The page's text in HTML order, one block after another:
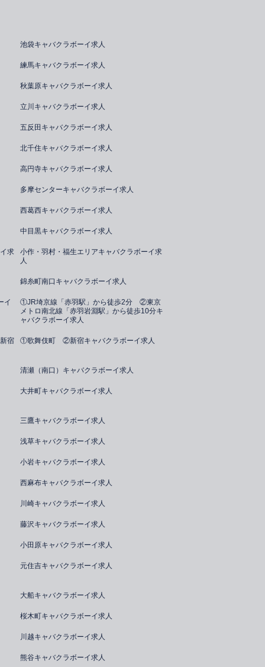
池袋キャバクラボーイ求人
練馬キャバクラボーイ求人
秋葉原キャバクラボーイ求人
立川キャバクラボーイ求人
五反田キャバクラボーイ求人
北千住キャバクラボーイ求人
高円寺キャバクラボーイ求人
多摩センターキャバクラボーイ求人
西葛西キャバクラボーイ求人
中目黒キャバクラボーイ求人
求
小作・羽村・福生エリアキャバクラボーイ求
人
錦糸町南口キャバクラボーイ求人
イ
①JR埼京線「赤羽駅」から徒歩2分 ②東京
メトロ南北線「赤羽岩淵駅」から徒歩10分キ
ャバクラボーイ求人
宿 ①歌舞伎町 ②新宿キャバクラボーイ求人
清瀬（南口）キャバクラボーイ求人
大井町キャバクラボーイ求人
三鷹キャバクラボーイ求人
浅草キャバクラボーイ求人
小岩キャバクラボーイ求人
西麻布キャバクラボーイ求人
川崎キャバクラボーイ求人
藤沢キャバクラボーイ求人
小田原キャバクラボーイ求人
元住吉キャバクラボーイ求人
大船キャバクラボーイ求人
桜木町キャバクラボーイ求人
川越キャバクラボーイ求人
熊谷キャバクラボーイ求人